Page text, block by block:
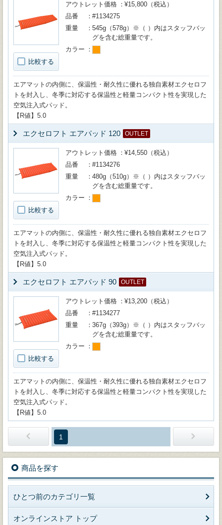
比較する
アウトレット価格
¥15,800（税込）
品番
#1134275
重量
545g（578g）※（ ）内はスタッフバッ
グを含む総重量です。
カラー
エアマットの内側に、保温性・耐久性に優れる独自素材エクセロフ
トを封入し、冬季に対応する保温性と軽量コンパクト性を実現した
空気注入式パッド。
【R値】5.0
エクセロフト エアパッド 120 OUTLET
比較する
アウトレット価格
¥14,550（税込）
品番
#1134276
重量
480g（510g）※（ ）内はスタッフバッ
グを含む総重量です。
カラー
エアマットの内側に、保温性・耐久性に優れる独自素材エクセロフ
トを封入し、冬季に対応する保温性と軽量コンパクト性を実現した
空気注入式パッド。
【R値】5.0
エクセロフト エアパッド 90 OUTLET
比較する
アウトレット価格
¥13,200（税込）
品番
#1134277
重量
367g（393g）※（ ）内はスタッフバッ
グを含む総重量です。
カラー
エアマットの内側に、保温性・耐久性に優れる独自素材エクセロフ
トを封入し、冬季に対応する保温性と軽量コンパクト性を実現した
空気注入式パッド。
【R値】5.0
1
商品を探す
ひとつ前のカテゴリ一覧
オンラインストア トップ